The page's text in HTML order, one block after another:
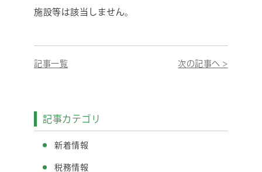
施設等は該当しません。
記事一覧 次の記事へ >
記事カテゴリ
新着情報
税務情報